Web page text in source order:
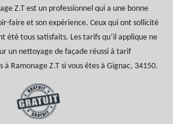
Z.T est un professionnel qui a une bonne
faire et son expérience. Ceux qui ont sollicité
été tous satisfaits. Les tarifs qu’il applique ne
un nettoyage de façade réussi à tarif
à Ramonage Z.T si vous êtes à Gignac, 34150.